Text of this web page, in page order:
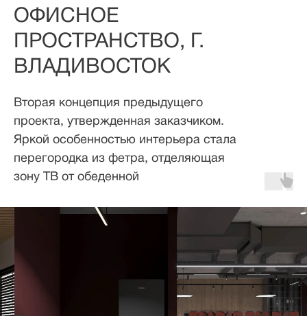
ОФИСНОЕ
ПРОСТРАНСТВО, Г.
ВЛАДИВОСТОК
Вторая концепция предыдущего
проекта, утвержденная заказчиком.
Яркой особенностью интерьера стала
перегородка из фетра, отделяющая
зону ТВ от обеденной